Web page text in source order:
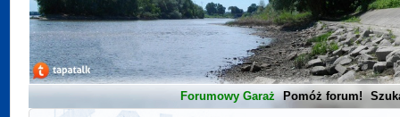
Forumowy Garaż Pomóż forum!